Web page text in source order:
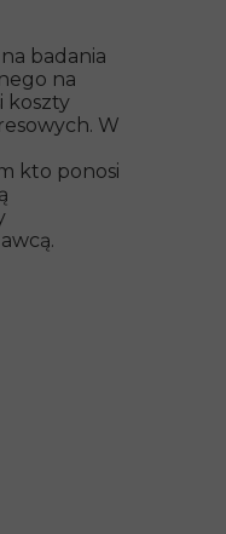
badania
na
koszty
W
kto ponosi